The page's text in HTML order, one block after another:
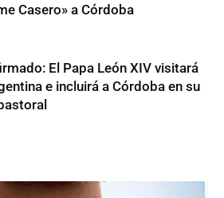
Casero» a Córdoba
El Papa León XIV visitará
e incluirá a Córdoba en su